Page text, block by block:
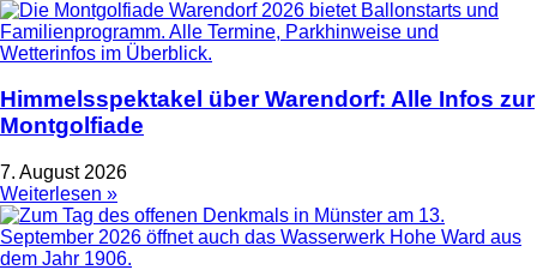
Himmelsspektakel über Warendorf: Alle Infos zur
Montgolfiade
7. August 2026
Weiterlesen »